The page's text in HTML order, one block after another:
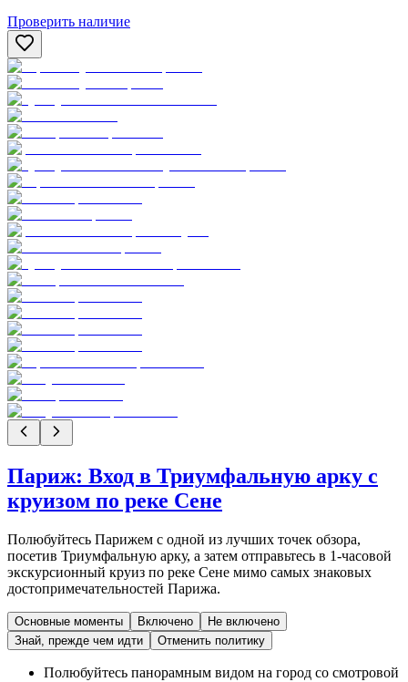
Проверить наличие
Париж: Вход в Триумфальную арку с
круизом по реке Сене
Полюбуйтесь Парижем с одной из лучших точек обзора,
посетив Триумфальную арку, а затем отправьтесь в 1-часовой
экскурсионный круиз по реке Сене мимо самых знаковых
достопримечательностей Парижа.
Основные моменты Включено
Не включено
Знай, прежде чем идти
Отменить политику
Полюбуйтесь панорамным видом на город со смотровой